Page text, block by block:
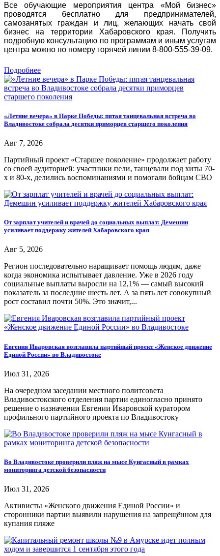
Все обучающие мероприятия центра «Мой бизнес»
проводятся бесплатно для предпринимателей,
самозанятых граждан и лиц, желающих начать свой
бизнес на территории Хабаровского края. Получить
подробную консультацию по программам и иным услугам
центра можно по номеру горячей линии 8-800-555-39-09.
Подробнее
«Летние вечера» в Парке Победы: пятая танцевальная встреча во
Владивостоке собрала десятки приморцев старшего поколения
Авг 7, 2026
Партийный проект «Старшее поколение» продолжает работу
со своей аудиторией: участники пели, танцевали под хиты 70-
х и 80-х, делились воспоминаниями и помогали бойцам СВО
От зарплат учителей и врачей до социальных выплат: Демешин
усиливает поддержку жителей Хабаровского края
Авг 5, 2026
Регион последовательно наращивает помощь людям, даже
когда экономика испытывает давление. Уже в 2026 году
социальные выплаты выросли на 12,1% — самый высокий
показатель за последние шесть лет. А за пять лет совокупный
рост составил почти 50%. Это значит,...
Евгения Иваровская возглавила партийный проект «Женское движение
Единой России» во Владивостоке
Июл 31, 2026
На очередном заседании местного политсовета
Владивостокского отделения партии единогласно принято
решение о назначении Евгении Иваровской куратором
профильного партийного проекта по Владивостоку
Во Владивостоке проверили пляж на мысе Кунгасный в рамках
мониторинга детской безопасности
Июл 31, 2026
Активисты «Женского движения Единой России» и
сторонники партии выявили нарушения на запрещённом для
купания пляже